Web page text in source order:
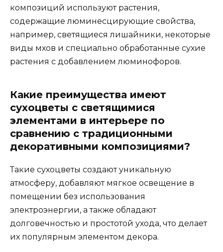
композиций используют растения,
содержащие люминесцирующие свойства,
например, светящиеся лишайники, некоторые
виды мхов и специально обработанные сухие
растения с добавлением люминофоров.
Какие преимущества имеют
сухоцветы с светящимися
элементами в интерьере по
сравнению с традиционными
декоративными композициями?
Такие сухоцветы создают уникальную
атмосферу, добавляют мягкое освещение в
помещении без использования
электроэнергии, а также обладают
долговечностью и простотой ухода, что делает
их популярным элементом декора.